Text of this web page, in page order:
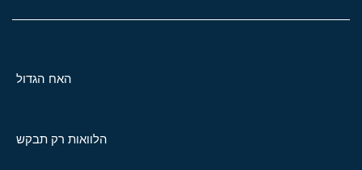
האח הגדול
הלוואות רק תבקש